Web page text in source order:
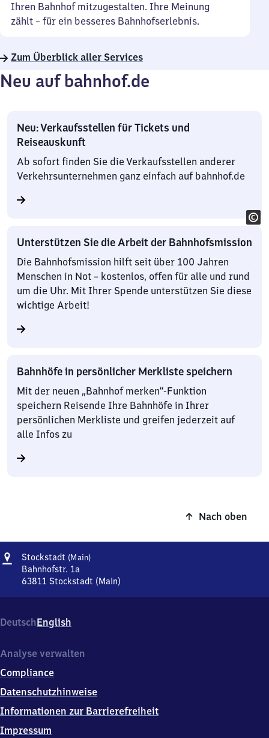
Ihren Bahnhof mitzugestalten. Ihre Meinung
zählt – für ein besseres Bahnhofserlebnis.
Zum Überblick aller Services
Neu auf bahnhof.de
Neu: Verkaufsstellen für Tickets und
Reiseauskunft
Ab sofort finden Sie die Verkaufsstellen anderer
Verkehrsunternehmen ganz einfach auf bahnhof.de
Unterstützen Sie die Arbeit der Bahnhofsmission
Die Bahnhofsmission hilft seit über 100 Jahren
Menschen in Not – kostenlos, offen für alle und rund
um die Uhr. Mit Ihrer Spende unterstützen Sie diese
wichtige Arbeit!
Bahnhöfe in persönlicher Merkliste speichern
Mit der neuen „Bahnhof merken“-Funktion
speichern Reisende Ihre Bahnhöfe in Ihrer
persönlichen Merkliste und greifen jederzeit auf
alle Infos zu
Nach oben
Adresse
Stockstadt (Main)Stockstadt
Bahnhofstr. 1a
63811 Stockstadt (Main)
Bahnhofstr.
1a,
3
1
1
(Main)
DeutschEnglish
Analyse verwalten
Compliance
Datenschutzhinweise
Informationen zur Barrierefreiheit
Impressum